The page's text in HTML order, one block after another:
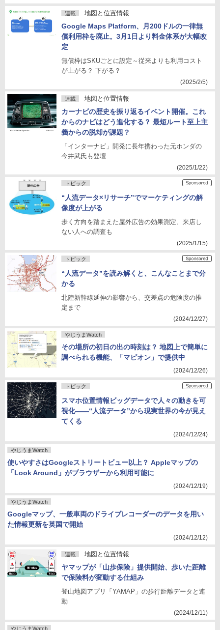
連載 地図と位置情報
Google Maps Platform、月200ドルの一律無
償利用枠を廃止。3月1日より料金体系が大幅改
定
無償枠はSKUごとに設定～従来よりも利用コスト
が上がる？ 下がる？
(2025/2/5)
連載 地図と位置情報
カーナビの歴史を振り返るイベント開催。これ
からのナビはどう進化する？ 最短ルート至上主
義からの脱却が課題？
「インターナビ」開発に長年携わった元ホンダの
今井武氏も登壇
(2025/1/22)
トピック
“人流データ×リサーチ”でマーケティングの解
像度が上がる
歩く方向を踏まえた屋外広告の効果測定、来店し
ない人への調査も
(2025/1/15)
トピック
“人流データ”を読み解くと、こんなことまで分
かる
北陸新幹線延伸の影響から、交差点の危険度の推
定まで
(2024/12/27)
やじうまWatch
その場所の初日の出の時刻は？ 地図上で簡単に
調べられる機能、「マピオン」で提供中
(2024/12/26)
トピック
スマホ位置情報ビッグデータで人々の動きを可
視化――“人流データ”から現実世界の今が見え
てくる
(2024/12/24)
やじうまWatch
使いやすさはGoogleストリートビュー以上？ Appleマップの
「Look Around」がブラウザーから利用可能に
(2024/12/19)
やじうまWatch
Googleマップ、一般車両のドライブレコーダーのデータを用い
た情報更新を英国で開始
(2024/12/12)
連載 地図と位置情報
ヤマップが「山歩保険」提供開始、歩いた距離
で保険料が変動する仕組み
登山地図アプリ「YAMAP」の歩行距離データと連
動
(2024/12/11)
やじうまWatch